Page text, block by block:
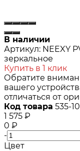
В наличии
Артикул: NEEXY
зеркальное
Купить в 1 клик
Обратите
вашего
отличаться от
Код товара 535-
1 575 ₽
0 ₽
-
Цвет